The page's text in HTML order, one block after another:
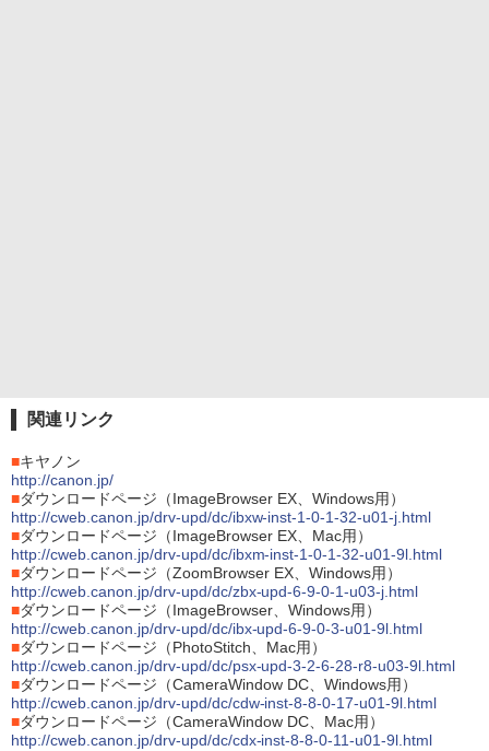
関連リンク
■キヤノン
http://canon.jp/
■ダウンロードページ（ImageBrowser EX、Windows用）
http://cweb.canon.jp/drv-upd/dc/ibxw-inst-1-0-1-32-u01-j.html
■ダウンロードページ（ImageBrowser EX、Mac用）
http://cweb.canon.jp/drv-upd/dc/ibxm-inst-1-0-1-32-u01-9l.html
■ダウンロードページ（ZoomBrowser EX、Windows用）
http://cweb.canon.jp/drv-upd/dc/zbx-upd-6-9-0-1-u03-j.html
■ダウンロードページ（ImageBrowser、Windows用）
http://cweb.canon.jp/drv-upd/dc/ibx-upd-6-9-0-3-u01-9l.html
■ダウンロードページ（PhotoStitch、Mac用）
http://cweb.canon.jp/drv-upd/dc/psx-upd-3-2-6-28-r8-u03-9l.html
■ダウンロードページ（CameraWindow DC、Windows用）
http://cweb.canon.jp/drv-upd/dc/cdw-inst-8-8-0-17-u01-9l.html
■ダウンロードページ（CameraWindow DC、Mac用）
http://cweb.canon.jp/drv-upd/dc/cdx-inst-8-8-0-11-u01-9l.html